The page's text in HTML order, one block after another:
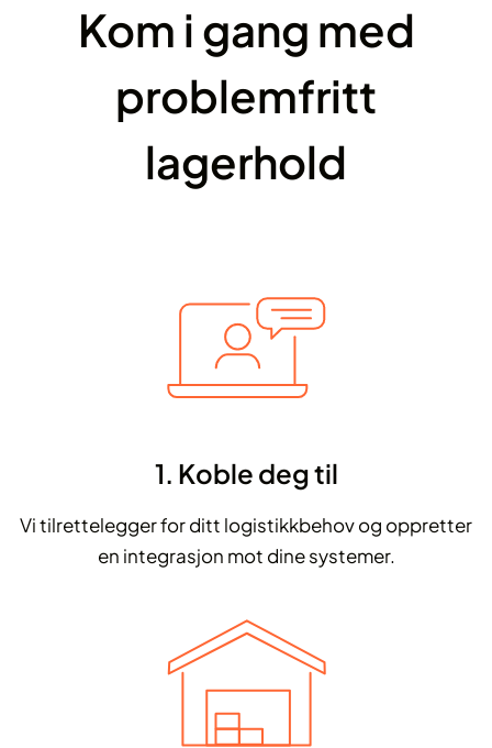
Kom i gang med
problemfritt
lagerhold
1. Koble deg til
Vi tilrettelegger for ditt logistikkbehov og oppretter
en integrasjon mot dine systemer.